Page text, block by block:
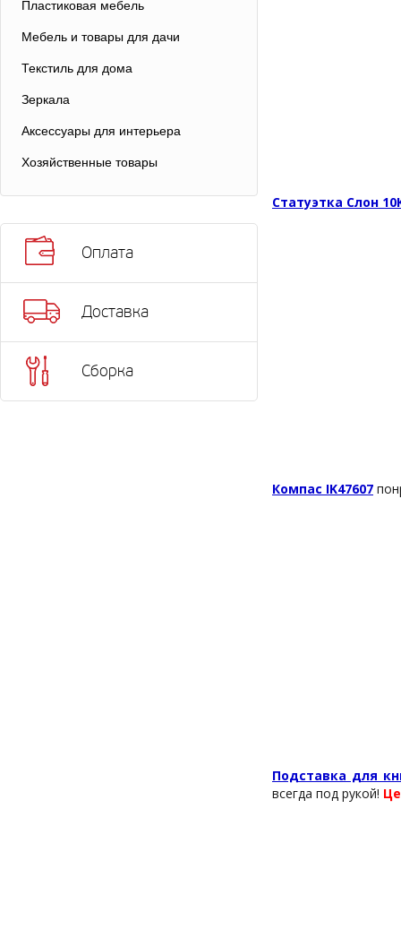
Пластиковая мебель
Мебель и товары для дачи
Текстиль для дома
Зеркала
Аксессуары для интерьера
Хозяйственные товары
Оплата
Доставка
Сборка
Статуэтка Слон
Компас IK47607
Подставка для
всегда под рукой!